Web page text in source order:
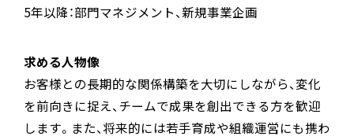
5年以降：部門マネジメント、新規事業企画
求める人物像
お客様との長期的な関係構築を大切にしながら、変化
を前向きに捉え、チームで成果を創出できる方を歓迎
します。また、将来的には若手育成や組織運営にも携わ